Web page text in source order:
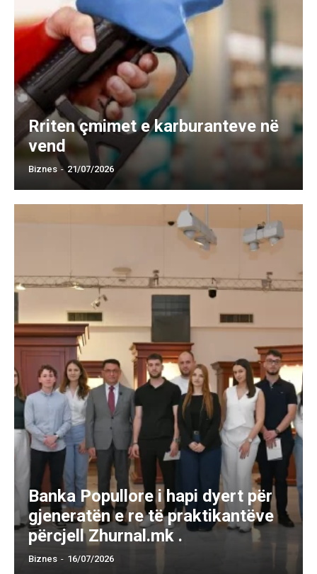
Rriten çmimet e karburanteve në
vend
Biznes - 21/07/2026
Banka Popullore i hapi dyert për
gjeneratën e re të praktikantëve
përcjell Zhurnal.mk .
Biznes - 16/07/2026